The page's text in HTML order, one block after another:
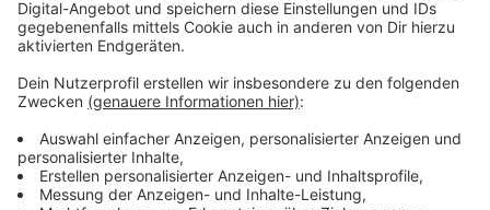
Tasche, heißt es. Außerdem sei es ein Nachteil zum
Beispiel gegenüber Lieferdiensten, für die weiter 7
oder außer Haus, müsse das Ziel sein. So sieht es auch
einen schlimmen Fehler. Die Politik habe sämtliche
Warnungen von Branchenverbänden in den Wind
geschlagen, sagt NRW-Landesgeschäftsführer